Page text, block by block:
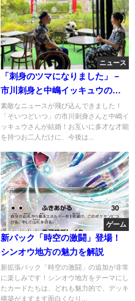
ニュース
「刺身のツマになりました」－
市川刺身と中嶋イッキュウの結
婚報告の真相
素敵なニュースが飛び込んできました！
「そいつどいつ」の市川刺身さんと中嶋イ
ッキュウさんが結婚！お互いに多才な才能
を持つお二人だけに、今後は...
ゲーム
新パック「時空の激闘」登場！
シンオウ地方の魅力を解説
新拡張パック「時空の激闘」の追加が非常
に楽しみです！シンオウ地方をテーマにし
たカードたちは、どれも魅力的で、デッキ
構築がますます面白くなり...